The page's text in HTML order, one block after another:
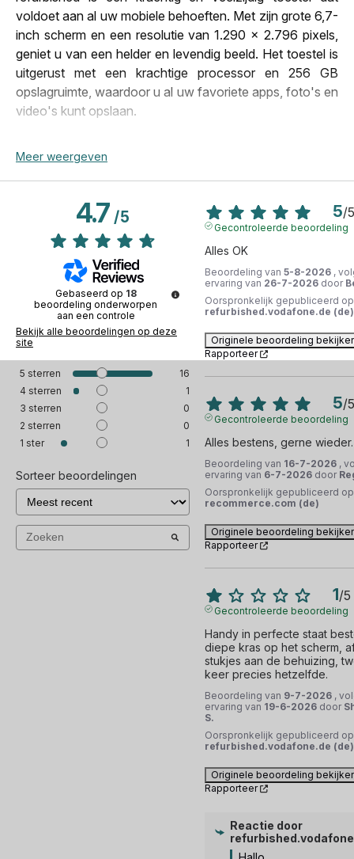
Merk
Apple
Modeljaar
2024
Netwerk
5G
NFC-technologie
Ja
Ontgrendelingssysteem
SAR Hoofd
1,24 W/kg
SAR ledematen
SAR Lichaam
1,78 W/kg
Schermgrootte
6,7"
Schermresolutie
1 290 x 2 796 pixels
SD-kaart
Neen
Simkaart
Bluetooth
Simlockvrij
Simlockvrij (met alle providers te
gebruiken)
voldoet aan al uw mobiele behoeften. Met zijn grote 6,7-
inch scherm en een resolutie van 1.290 x 2.796 pixels,
geniet u van een helder en levendig beeld. Het toestel is
uitgerust met een krachtige processor en 256 GB
opslagruimte, waardoor u al uw favoriete apps, foto's en
video's kunt opslaan.
Het iPhone 16 Plus 256GB wit refurbished beschikt over
een geavanceerde 48-megapixel camera, waarmee u
prachtige foto's kunt maken. Het toestel ondersteunt
ook NFC voor eenvoudig en snel betalen. Bovendien is
het toestel uitgerust met Bluetooth 5.3 en USB-C voor
eenvoudig en snel opladen. Het toestel is ook voorzien
van een nano-SIM en ondersteunt 5G-netwerken voor
snelle en betrouwbare connectiviteit.
Het iPhone 16 Plus 256GB wit refurbished is een
uitstekende keuze voor iedereen die op zoek is naar een
hoogwaardig en betrouwbaar toestel. Met zijn krachtige
processor, grote opslagruimte en geavanceerde camera,
is dit toestel perfect voor zowel persoonlijk als
professioneel gebruik. Bovendien is het toestel
refurbished, wat betekent dat het grondig is getest en
gecontroleerd om ervoor te zorgen dat het in perfecte
staat verkeert. Met het iPhone 16 Plus 256GB wit
refurbished van ReCommerce, kunt u genieten van een
hoogwaardig toestel tegen een aantrekkelijke prijs.
Meer weergeven
4.7/5
Gebaseerd op 18
beoordeling onderworpen
aan een controle
Bekijk alle beoordelingen op deze
site
5 sterren
16
4 sterren
1
3 sterren
0
2 sterren
0
1 ster 1
Sorteer beoordelingen
5/5
Gecontroleerde beoordeling
Alles OK
Beoordeling van 5-8-2026 ,
ervaring van 26-7-2026 door
Oorspronkelijk gepubliceerd op
refurbished.vodafone.de (de)
Originele beoordeling
Rapporteer
5/5
Gecontroleerde beoordeling
Alles bestens, gerne wieder.
Beoordeling van 16-7-2026 ,
ervaring van 6-7-2026 door
Oorspronkelijk gepubliceerd op
recommerce.com (de)
Originele beoordeling
Rapporteer
1/5
Gecontroleerde beoordeling
Handy in perfecte staat
diepe kras op het scherm,
stukjes aan de behuizing,
keer precies hetzelfde.
Beoordeling van 9-7-2026 ,
ervaring van 19-6-2026 door
S.
Oorspronkelijk gepubliceerd op
refurbished.vodafone.de (de)
Originele beoordeling
Rapporteer
Reactie door